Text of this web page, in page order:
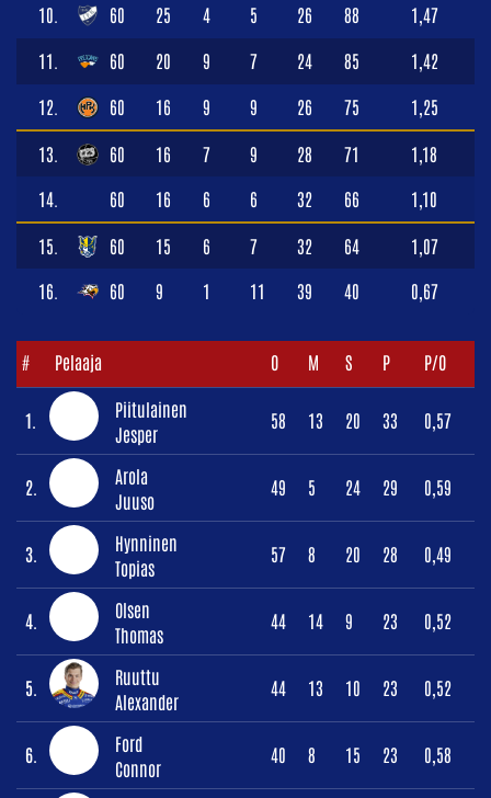
10. 60 25 4 5 26 88 1,47
11. 60 20 9 7 24 85 1,42
12. 60 16 9 9 26 75 1,25
13. 60 16 7 9 28 71 1,18
14. 60 16 6 6 32 66 1,10
15. 60 15 6 7 32 64 1,07
16. 60 9 1 11 39 40 0,67
# Pelaaja O M S P P/O
1.
Piitulainen
Jesper
58 13 20 33 0,57
2.
Arola
Juuso
49 5 24 29 0,59
3.
Hynninen
Topias
57 8 20 28 0,49
4.
Olsen
Thomas
44 14 9 23 0,52
5.
Ruuttu
Alexander
44 13 10 23 0,52
6.
Ford
Connor
40 8 15 23 0,58